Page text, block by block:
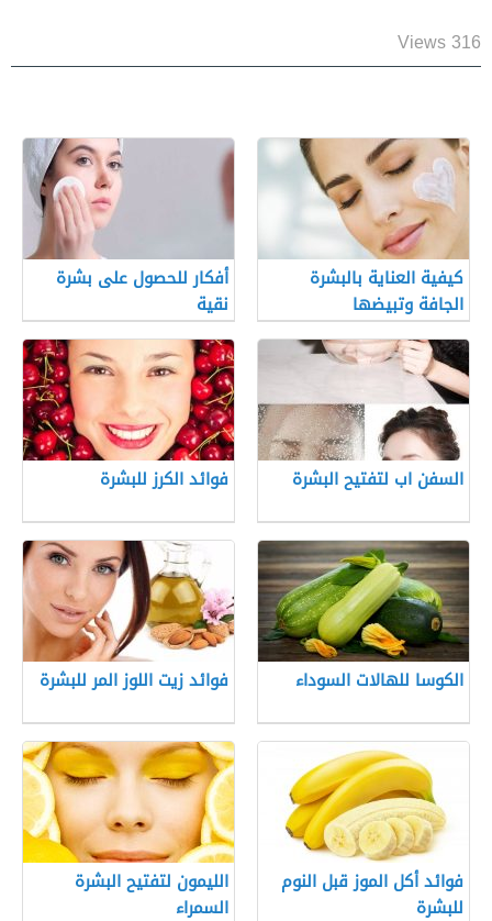
316 Views
كيفية العناية بالبشرة
الجافة وتبيضها
أفكار للحصول على بشرة
نقية
السفن اب لتفتيح البشرة فوائد الكرز للبشرة
الكوسا للهالات السوداء فوائد زيت اللوز المر للبشرة
فوائد أكل الموز قبل النوم
للبشرة
الليمون لتفتيح البشرة
السمراء